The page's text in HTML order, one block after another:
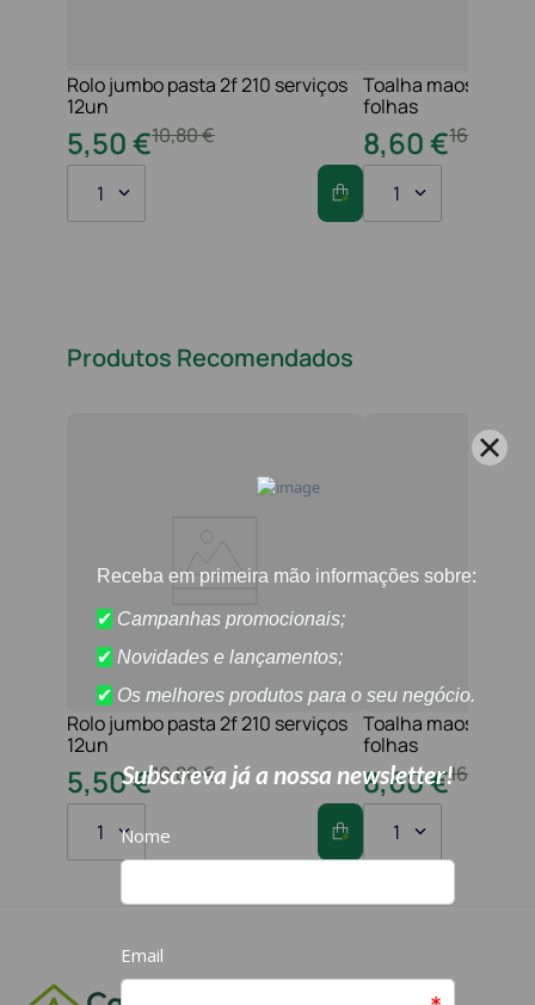
Rolo jumbo pasta 2f 210 serviços
12un
10,80€
5,50€
1
Toalha maos 2f
folhas
16
8,60€
1
Produtos Recomendados
Rolo jumbo pasta 2f 210 serviços
12un
10,80€
5,50€
1
Toalha maos 2f
folhas
16
8,60€
1